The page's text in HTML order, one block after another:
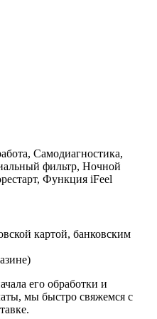
Самодиагностика,
фильтр, Ночной
Функция iFeel
картой, банковским
его обработки и
мы быстро свяжемся с